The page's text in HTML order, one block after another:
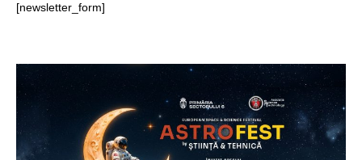
[newsletter_form]